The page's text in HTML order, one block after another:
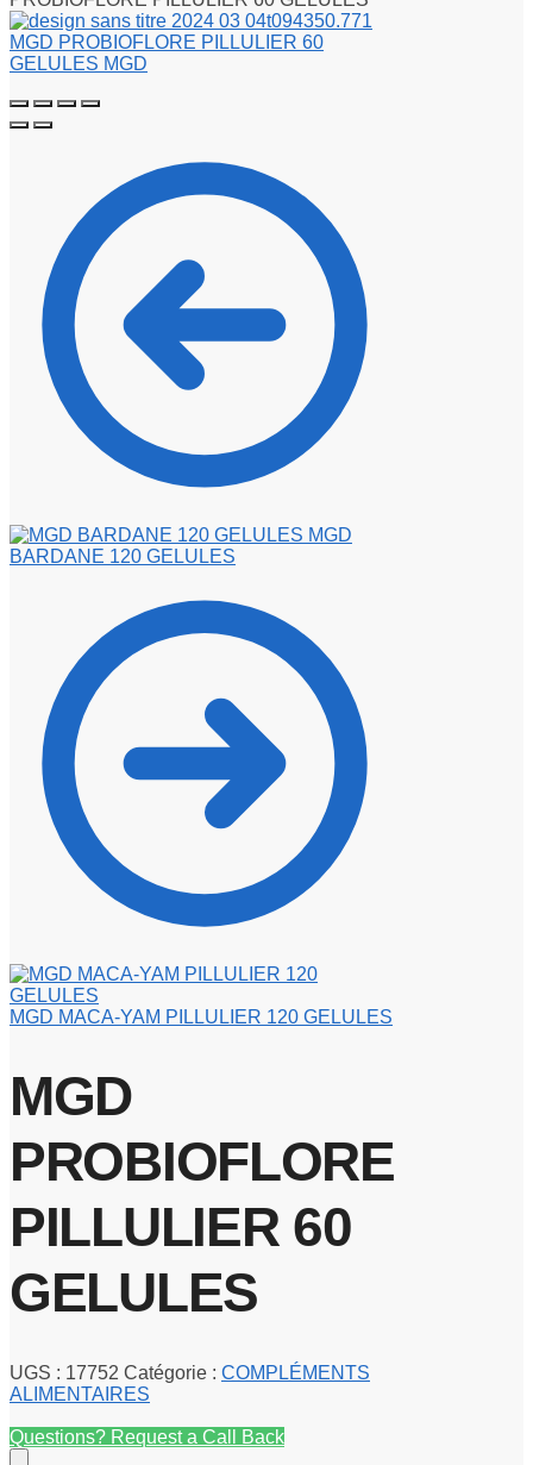
MGD
BARDANE 120 GELULES
MGD MACA-YAM PILLULIER 120 GELULES
MGD
PROBIOFLORE
PILLULIER 60
GELULES
UGS : 17752 Catégorie : COMPLÉMENTS
ALIMENTAIRES
Questions? Request a Call Back